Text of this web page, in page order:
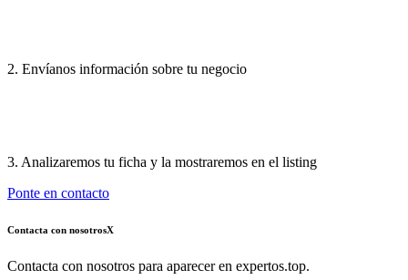
2. Envíanos información sobre tu negocio
3. Analizaremos tu ficha y la mostraremos en el listing
Ponte en contacto
Contacta con nosotrosX
Contacta con nosotros para aparecer en expertos.top.